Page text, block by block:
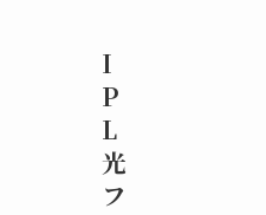
I
P
L
光
フ